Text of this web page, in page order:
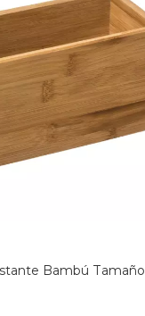
Bambú Tamaño